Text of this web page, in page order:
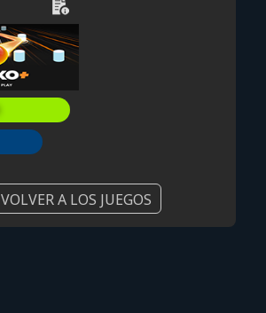
VOLVER A LOS JUEGOS